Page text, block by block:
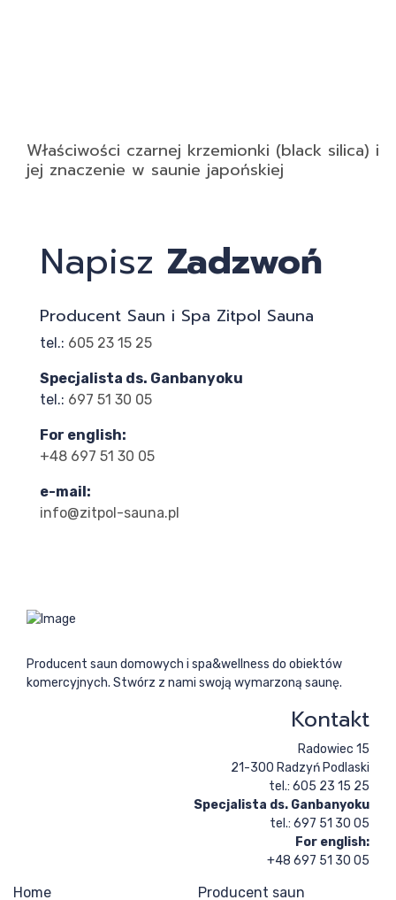
Właściwości czarnej krzemionki (black silica) i
jej znaczenie w saunie japońskiej
Napisz Zadzwoń
Producent Saun i Spa Zitpol Sauna
tel.: 605 23 15 25
Specjalista ds. Ganbanyoku
tel.: 697 51 30 05
For english:
+48 697 51 30 05
e-mail:
info@zitpol-sauna.pl
Producent saun domowych i spa&wellness do obiektów
komercyjnych. Stwórz z nami swoją wymarzoną saunę.
Kontakt
Radowiec 15
21-300 Radzyń Podlaski
tel.: 605 23 15 25
Specjalista ds. Ganbanyoku
tel.: 697 51 30 05
For english:
+48 697 51 30 05
Home Producent saun